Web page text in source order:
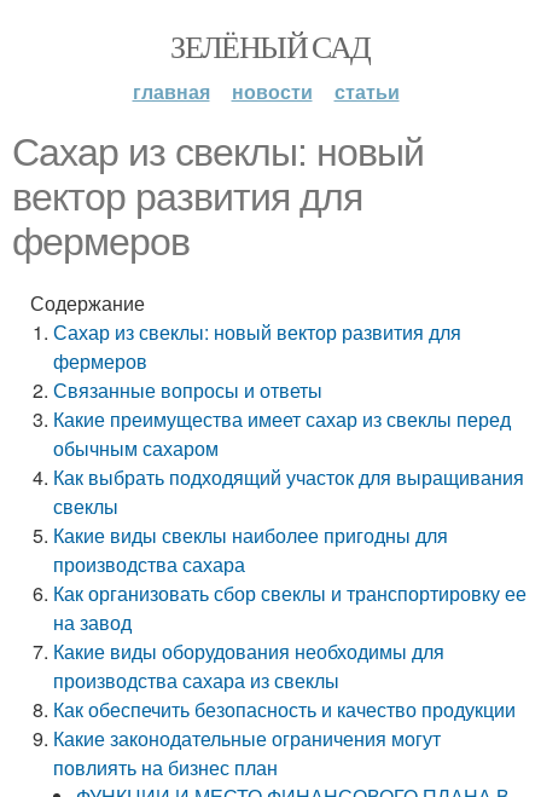
ЗЕЛЁНЫЙ САД
главная новости статьи
Сахар из свеклы: новый
вектор развития для
фермеров
Содержание
Сахар из свеклы: новый вектор развития для
фермеров
Связанные вопросы и ответы
Какие преимущества имеет сахар из свеклы перед
обычным сахаром
Как выбрать подходящий участок для выращивания
свеклы
Какие виды свеклы наиболее пригодны для
производства сахара
Как организовать сбор свеклы и транспортировку ее
на завод
Какие виды оборудования необходимы для
производства сахара из свеклы
Как обеспечить безопасность и качество продукции
Какие законодательные ограничения могут
повлиять на бизнес план